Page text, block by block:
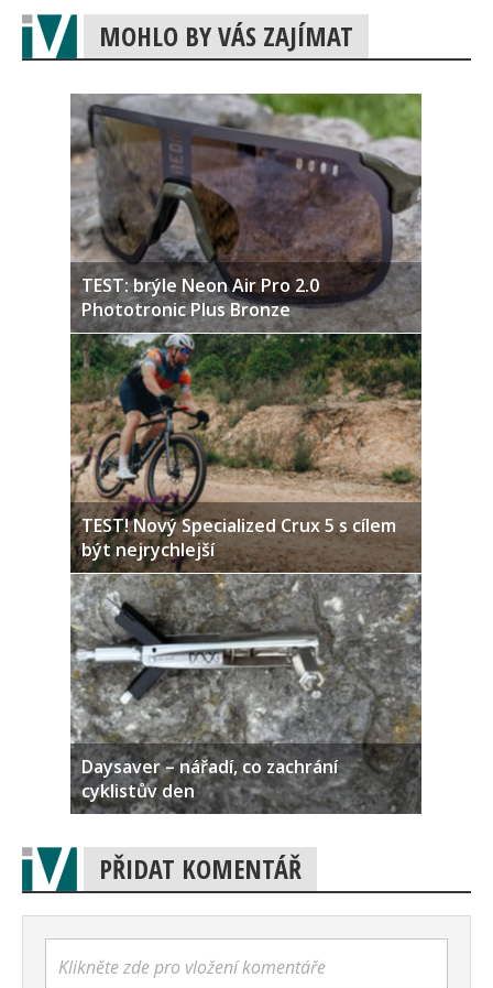
MOHLO BY VÁS ZAJÍMAT
TEST: brýle Neon Air Pro 2.0
Phototronic Plus Bronze
TEST! Nový Specialized Crux 5 s cílem
být nejrychlejší
Daysaver – nářadí, co zachrání
cyklistův den
PŘIDAT KOMENTÁŘ
Klikněte zde pro vložení komentáře